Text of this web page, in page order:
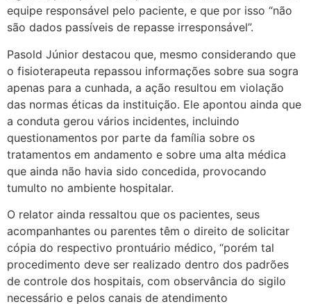
equipe responsável pelo paciente, e que por isso “não
são dados passíveis de repasse irresponsável”.
Pasold Júnior destacou que, mesmo considerando que
o fisioterapeuta repassou informações sobre sua sogra
apenas para a cunhada, a ação resultou em violação
das normas éticas da instituição. Ele apontou ainda que
a conduta gerou vários incidentes, incluindo
questionamentos por parte da família sobre os
tratamentos em andamento e sobre uma alta médica
que ainda não havia sido concedida, provocando
tumulto no ambiente hospitalar.
O relator ainda ressaltou que os pacientes, seus
acompanhantes ou parentes têm o direito de solicitar
cópia do respectivo prontuário médico, “porém tal
procedimento deve ser realizado dentro dos padrões
de controle dos hospitais, com observância do sigilo
necessário e pelos canais de atendimento